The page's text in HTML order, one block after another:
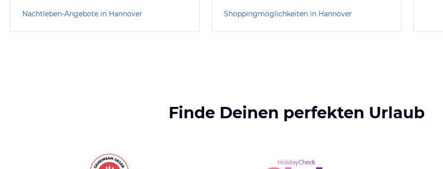
Nachtleben-Angebote in Hannover Shoppingmöglichkeiten in Hannover
Finde Deinen perfekten Urlaub